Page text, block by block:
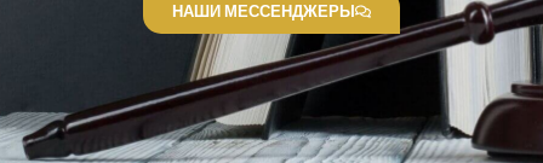
НАШИ МЕССЕНДЖЕРЫ